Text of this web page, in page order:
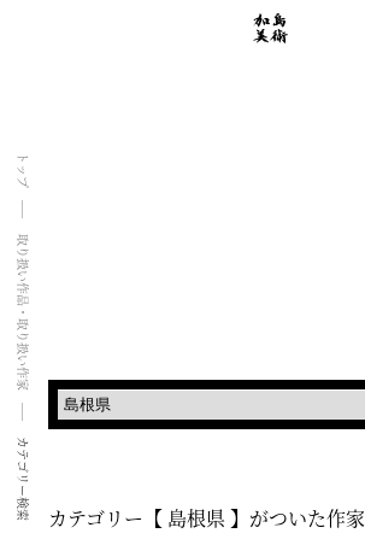
トップ
取り扱い作品・取り扱い作家
カテゴリー検索 カテゴリー【 島根県 】がついた作家